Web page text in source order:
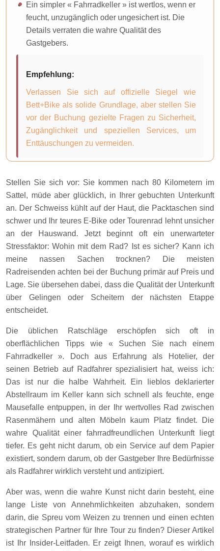
Ein simpler « Fahrradkeller » ist wertlos, wenn er
feucht, unzugänglich oder ungesichert ist. Die
Details verraten die wahre Qualität des
Gastgebers.
Empfehlung:
Verlassen Sie sich auf offizielle Siegel wie
Bett+Bike als solide Grundlage, aber stellen Sie
vor der Buchung gezielte Fragen zu Sicherheit,
Zugänglichkeit und speziellen Services, um
Enttäuschungen zu vermeiden.
Stellen Sie sich vor: Sie kommen nach 80 Kilometern im
Sattel, müde aber glücklich, in Ihrer gebuchten Unterkunft
an. Der Schweiss kühlt auf der Haut, die Packtaschen sind
schwer und Ihr teures E-Bike oder Tourenrad lehnt unsicher
an der Hauswand. Jetzt beginnt oft ein unerwarteter
Stressfaktor: Wohin mit dem Rad? Ist es sicher? Kann ich
meine nassen Sachen trocknen? Die meisten
Radreisenden achten bei der Buchung primär auf Preis und
Lage. Sie übersehen dabei, dass die Qualität der Unterkunft
über Gelingen oder Scheitern der nächsten Etappe
entscheidet.
Die üblichen Ratschläge erschöpfen sich oft in
oberflächlichen Tipps wie « Suchen Sie nach einem
Fahrradkeller ». Doch aus Erfahrung als Hotelier, der
seinen Betrieb auf Radfahrer spezialisiert hat, weiss ich:
Das ist nur die halbe Wahrheit. Ein lieblos deklarierter
Abstellraum im Keller kann sich schnell als feuchte, enge
Mausefalle entpuppen, in der Ihr wertvolles Rad zwischen
Rasenmähern und alten Möbeln kaum Platz findet. Die
wahre Qualität einer fahrradfreundlichen Unterkunft liegt
tiefer. Es geht nicht darum, ob ein Service auf dem Papier
existiert, sondern darum, ob der Gastgeber Ihre Bedürfnisse
als Radfahrer wirklich versteht und antizipiert.
Aber was, wenn die wahre Kunst nicht darin besteht, eine
lange Liste von Annehmlichkeiten abzuhaken, sondern
darin, die Spreu vom Weizen zu trennen und einen echten
strategischen Partner für Ihre Tour zu finden? Dieser Artikel
ist Ihr Insider-Leitfaden. Er zeigt Ihnen, worauf es wirklich